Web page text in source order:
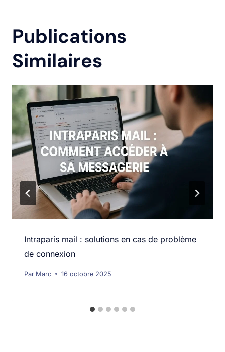
Publications
Similaires
Intraparis mail : solutions en cas de problème
de connexion
Par Marc 16 octobre 2025